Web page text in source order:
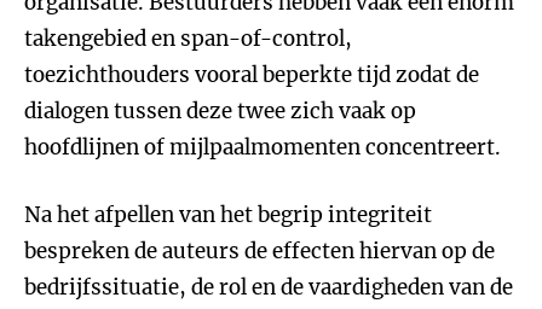
takengebied en span-of-control,
toezichthouders vooral beperkte tijd zodat de
dialogen tussen deze twee zich vaak op
hoofdlijnen of mijlpaalmomenten concentreert.
Na het afpellen van het begrip integriteit
bespreken de auteurs de effecten hiervan op de
bedrijfssituatie, de rol en de vaardigheden van de